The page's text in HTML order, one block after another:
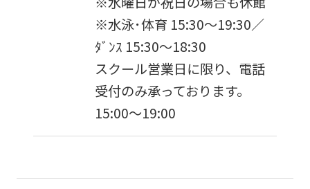
※水泳･体育 15:30〜19:30／
ﾀﾞﾝｽ 15:30～18:30
スクール営業日に限り、電話
受付のみ承っております。
15:00〜19:00
version
of
this
website
will
be